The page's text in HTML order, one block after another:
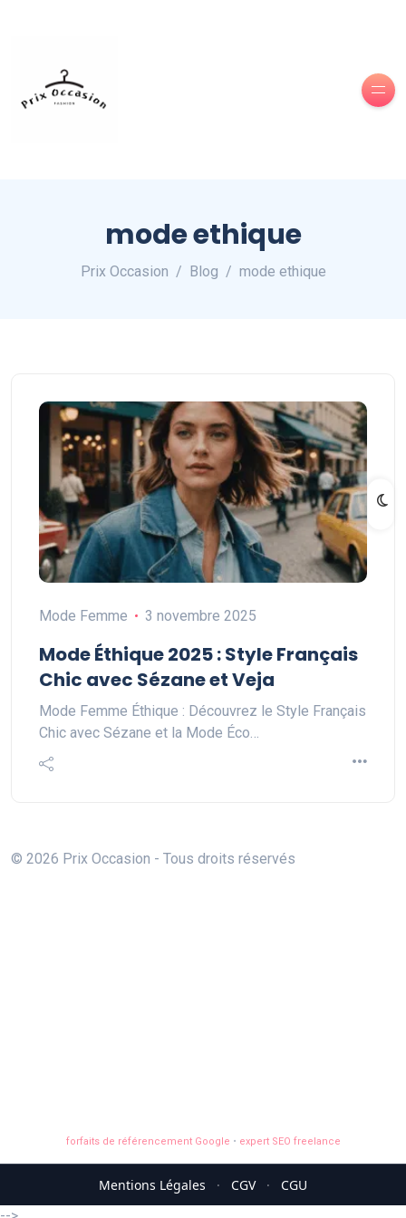
mode ethique
Prix Occasion Blog mode ethique
Mode Femme 3 novembre 2025
Mode Éthique 2025 : Style Français
Chic avec Sézane et Veja
Mode Femme Éthique : Découvrez le Style Français
Chic avec Sézane et la Mode Éco…
© 2026 Prix Occasion - Tous droits réservés
forfaits de référencement Google • expert SEO freelance
Mentions Légales · CGV ·
CGU